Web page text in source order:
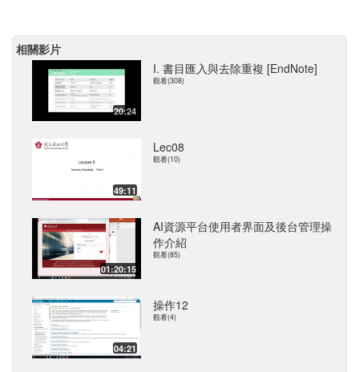
相關影片
20:24
I. 書目匯入與去除重複 [EndNote]
觀看(308)
49:11
Lec08
觀看(10)
01:20:15
AI資源平台使用者界面及後台管理操
作介紹
觀看(85)
04:21
操作12
觀看(4)